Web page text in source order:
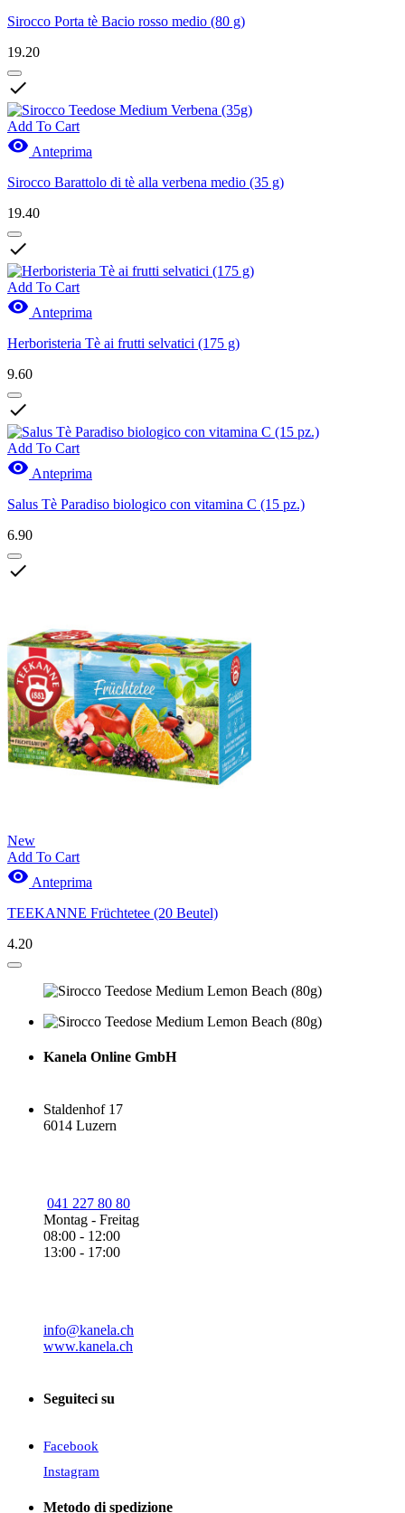
Sirocco Porta tè Bacio rosso medio (80 g)
19.20

Add To Cart
 Anteprima
Sirocco Barattolo di tè alla verbena medio (35 g)
19.40

Add To Cart
 Anteprima
Herboristeria Tè ai frutti selvatici (175 g)
9.60

Add To Cart
 Anteprima
Salus Tè Paradiso biologico con vitamina C (15 pz.)
6.90

New
Add To Cart
 Anteprima
TEEKANNE Früchtetee (20 Beutel)
4.20
Kanela Online GmbH
Staldenhof 17
6014 Luzern
041 227 80 80
Montag - Freitag
08:00 - 12:00
13:00 - 17:00
info@kanela.ch
www.kanela.ch
Seguiteci su
Facebook
Instagram
Metodo di spedizione